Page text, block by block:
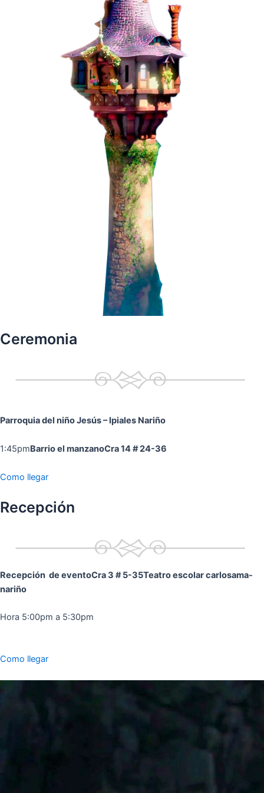
Ceremonia
Parroquia del niño Jesús– Ipiales Nariño
1:45pmBarrio el manzanoCra 14 # 24-36
Como llegar
Recepción
Recepción de eventoCra 3 # 5-35Teatro escolar carlosama-
nariño
Hora 5:00pm a 5:30pm
Como llegar